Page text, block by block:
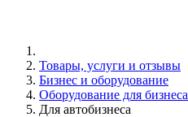
Товары, услуги и отзывы
Бизнес и оборудование
Оборудование для бизнеса
Для автобизнеса